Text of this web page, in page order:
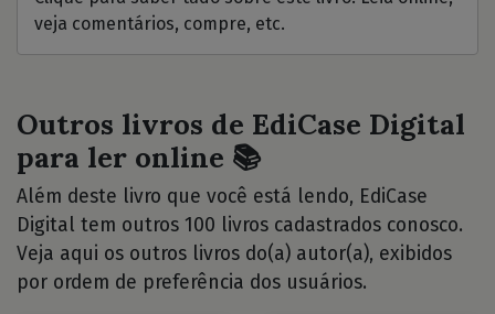
veja comentários, compre, etc.
Outros livros de EdiCase Digital
para ler online 📚
Além deste livro que você está lendo, EdiCase
Digital tem outros 100 livros cadastrados conosco.
Veja aqui os outros livros do(a) autor(a), exibidos
por ordem de preferência dos usuários.